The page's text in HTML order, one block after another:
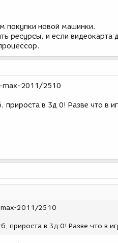
покупки новой машинки.
ресурсы, и если видеокарта
2011/2510
в 3д 0! Разве что в
2011/2510
в 3д 0! Разве что в